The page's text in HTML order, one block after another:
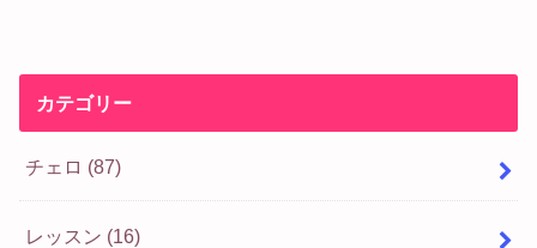
カテゴリー
チェロ (87)
レッスン (16)